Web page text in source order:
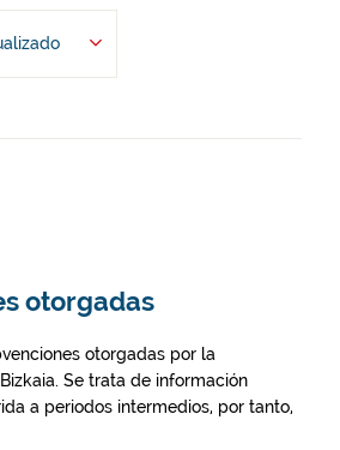
otorgadas
otorgadas por la
Se trata de información
a periodos intermedios, por tanto,